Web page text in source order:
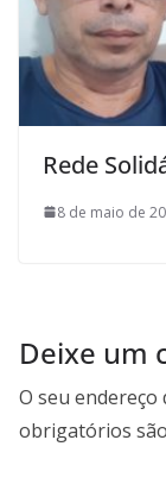
Rede
8 de maio de
Deixe um
O seu endereço
obrigatórios